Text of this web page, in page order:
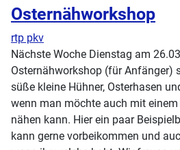
Osternähworkshop
rtp pkv
Nächste Woche Dienstag am
Osternähworkshop (für Anfänger)
süße kleine Hühner, Osterhasen
wenn man möchte auch mit
nähen kann. Hier ein paar
kann gerne vorbeikommen und